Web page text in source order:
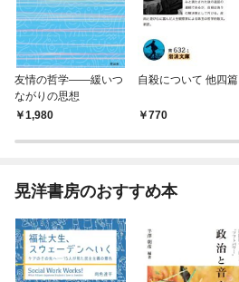
友情の哲学――緩いつ
ながりの思想
1,980
自殺について 他四篇
770
晃洋書房のおすすめ本